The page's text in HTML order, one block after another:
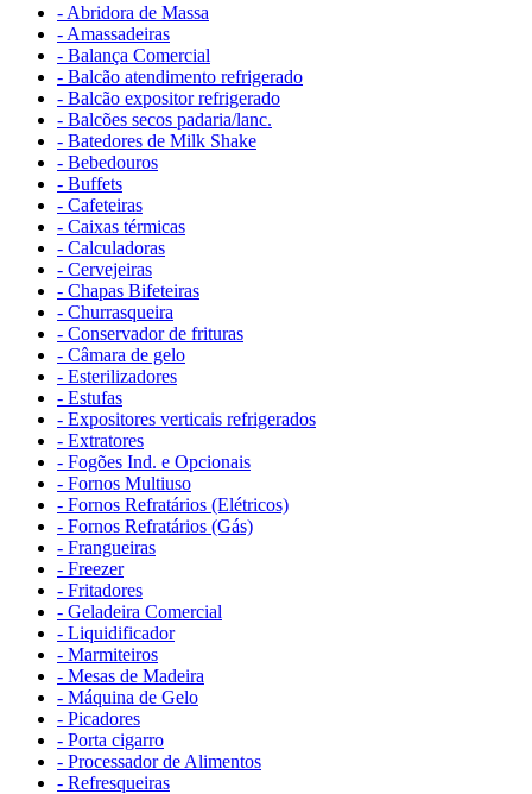
- Abridora de Massa
- Amassadeiras
- Balança Comercial
- Balcão atendimento refrigerado
- Balcão expositor refrigerado
- Balcões secos padaria/lanc.
- Batedores de Milk Shake
- Bebedouros
- Buffets
- Cafeteiras
- Caixas térmicas
- Calculadoras
- Cervejeiras
- Chapas Bifeteiras
- Churrasqueira
- Conservador de frituras
- Câmara de gelo
- Esterilizadores
- Estufas
- Expositores verticais refrigerados
- Extratores
- Fogões Ind. e Opcionais
- Fornos Multiuso
- Fornos Refratários (Elétricos)
- Fornos Refratários (Gás)
- Frangueiras
- Freezer
- Fritadores
- Geladeira Comercial
- Liquidificador
- Marmiteiros
- Mesas de Madeira
- Máquina de Gelo
- Picadores
- Porta cigarro
- Processador de Alimentos
- Refresqueiras